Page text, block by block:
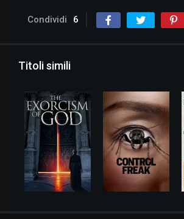
Condividi 6
Titoli simili